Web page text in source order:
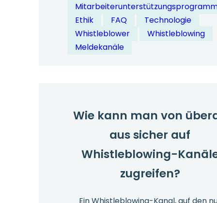
Systeme
Ethik
FAQ
Technologie
Whistleblower
Whistleblowing
Meldekanäle
Wie kann man von
aus sicher auf
Whistleblowing-
zugreifen?